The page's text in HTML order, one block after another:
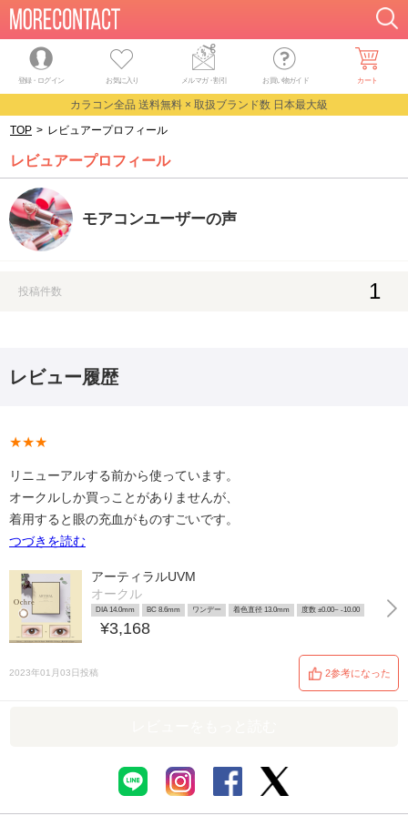
登録・ログイン お気に入り メルマガ・割引 お買い物ガイド カート
カラコン全品 送料無料 × 取扱ブランド数 日本最大級
TOP > レビュアープロフィール
レビュアープロフィール
モアコンユーザーの声
投稿件数 1
レビュー履歴
★★★
リニューアルする前から使っています。
オークルしか買っことがありませんが、
着用すると眼の充血がものすごいです。
つづきを読む
アーティラルUVM
オークル
DIA 14.0mm BC 8.6mm ワンデー 着色直径 13.0mm 度数 ±0.00~ -10.00
¥3,168
2023年01月03日投稿 2参考になった